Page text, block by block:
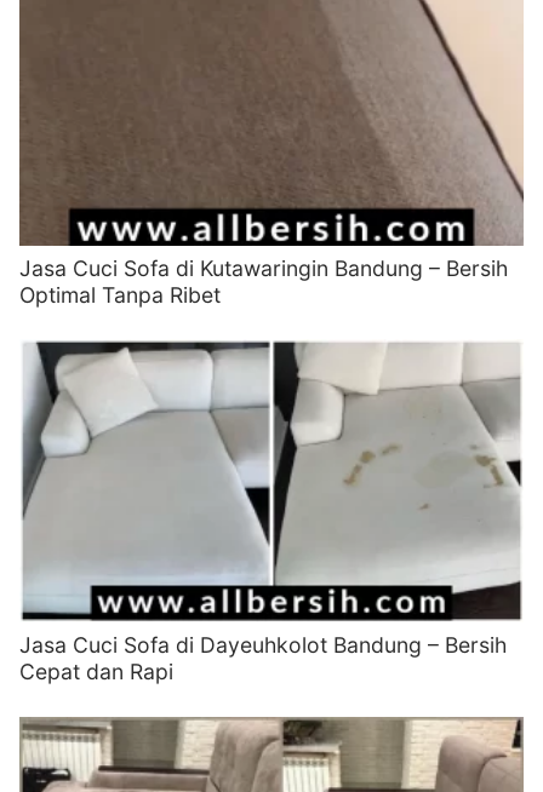
Jasa Cuci Sofa di Kutawaringin Bandung – Bersih
Optimal Tanpa Ribet
Jasa Cuci Sofa di Dayeuhkolot Bandung – Bersih
Cepat dan Rapi